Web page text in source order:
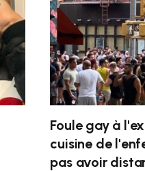
Foule gay à
cuisine de
pas avoir